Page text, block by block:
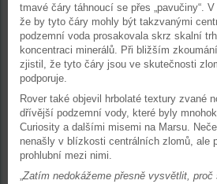
tmavé čáry táhnoucí se přes „pavučiny“.
že by tyto čáry mohly být takzvanými
podzemní voda prosakovala skrz skalní
koncentraci minerálů. Při bližším
zjistil, že tyto čáry jsou ve skutečnosti
podporuje.
Rover také objevil hrbolaté textury zvané
dřívější podzemní vody, které byly
Curiosity a dalšími misemi na Marsu.
nenašly v blízkosti centrálních zlomů, ale
prohlubní mezi nimi.
Zatím nedokážeme přesně vysvětlit, proč